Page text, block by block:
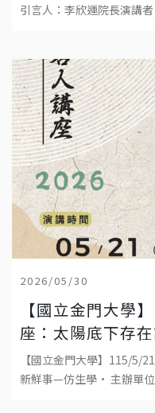
引言人：李欣運院長演講
2026/05/30
【國立金門大學
座：太陽底下存
【國立金門大學】115/5/
新鮮事—仿生學• 主辦單